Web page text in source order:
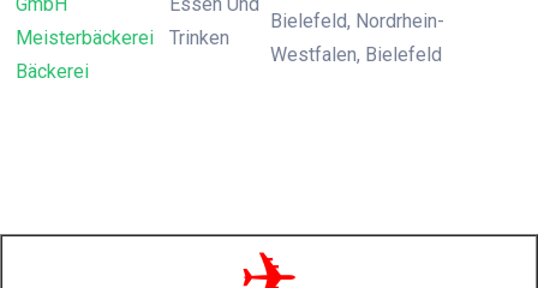
Meisterbäckerei
Bäckerei
Trinken
Bielefeld, Nordrhein-
Westfalen, Bielefeld